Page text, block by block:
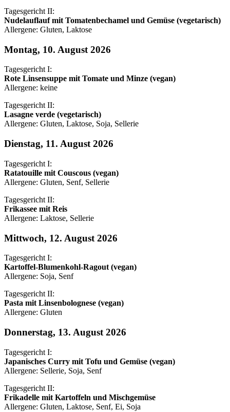
Tagesgericht II:
Nudelauflauf mit Tomatenbechamel und Gemüse (vegetarisch)
Allergene: Gluten, Laktose
Montag, 10. August 2026
Tagesgericht I:
Rote Linsensuppe mit Tomate und Minze (vegan)
Allergene: keine
Tagesgericht II:
Lasagne verde (vegetarisch)
Allergene: Gluten, Laktose, Soja, Sellerie
Dienstag, 11. August 2026
Tagesgericht I:
Ratatouille mit Couscous (vegan)
Allergene: Gluten, Senf, Sellerie
Tagesgericht II:
Frikassee mit Reis
Allergene: Laktose, Sellerie
Mittwoch, 12. August 2026
Tagesgericht I:
Kartoffel-Blumenkohl-Ragout (vegan)
Allergene: Soja, Senf
Tagesgericht II:
Pasta mit Linsenbolognese (vegan)
Allergene: Gluten
Donnerstag, 13. August 2026
Tagesgericht I:
Japanisches Curry mit Tofu und Gemüse (vegan)
Allergene: Sellerie, Soja, Senf
Tagesgericht II:
Frikadelle mit Kartoffeln und Mischgemüse
Allergene: Gluten, Laktose, Senf, Ei, Soja